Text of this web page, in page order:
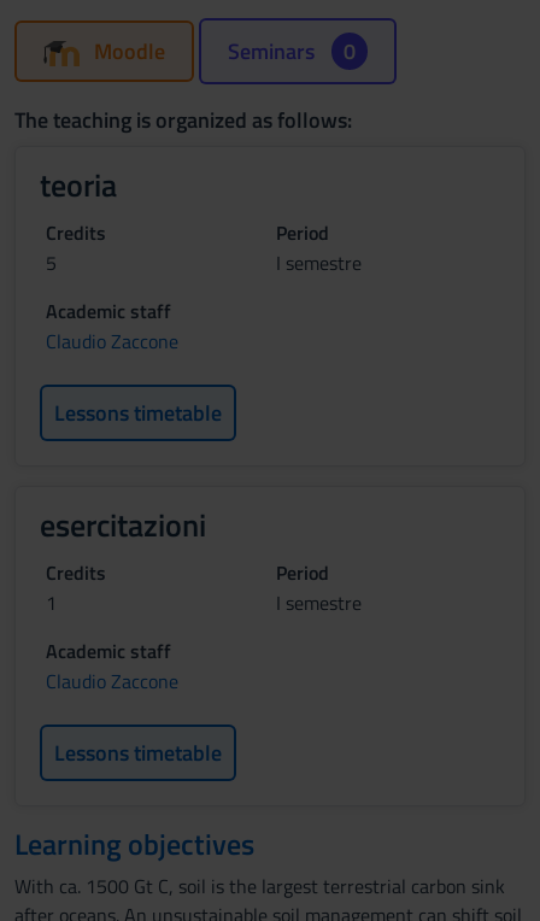
Moodle Seminars 0
The teaching is organized as follows:
teoria
Credits
5
Period
I semestre
Academic staff
Claudio Zaccone
Lessons timetable
esercitazioni
Credits
1
Period
I semestre
Academic staff
Claudio Zaccone
Lessons timetable
Learning objectives
With ca. 1500 Gt C, soil is the largest terrestrial carbon sink
after oceans. An unsustainable soil management can shift soil